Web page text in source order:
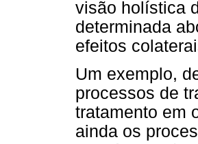
visão holística
determinada
efeitos
Um exemplo,
processos de
tratamento em
ainda os